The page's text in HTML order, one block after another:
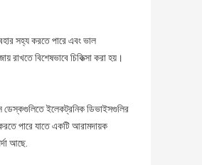
সহ্য করতে পারে এবং ভাল
রাখতে বিশেষভাবে চিকিত্সা করা হয়।
ডেস্কগুলিতে ইলেকট্রনিক ডিভাইসগুলির
পারে যাতে একটি আরামদায়ক
আছে.